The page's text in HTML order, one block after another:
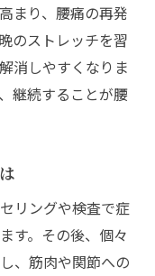
まり、腰痛の再発
のストレッチを習
消しやすくなりま
継続することが腰
リングや検査で症
す。その後、個々
、筋肉や関節への